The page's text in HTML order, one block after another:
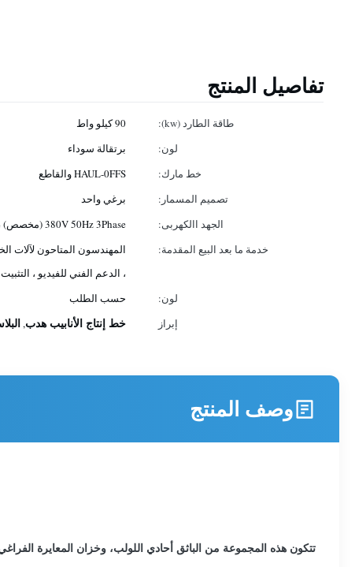
تفاصيل المنتج
طاقة الطارد (kw): 90 كيلو واط
لون:
برتقالة سوداء
خط مارك:
HAUL-0FFS والقاطع
تصميم المسمار:
برغي واحد
الجهد االكهربى:
380V 50Hz 3Phase (مخصص) ، طلب العملاء
خدمة ما بعد البيع المقدمة:
المهندسون المتاحون لآلات
، الدعم الفني للفيديو ،
لون:
حسب الطلب
إبراز
خط إنتاج الأنابيب هدب,
وصف المنتج
تتكون هذه المجموعة من الباثق أحادي اللولب، وخزان المعايرة